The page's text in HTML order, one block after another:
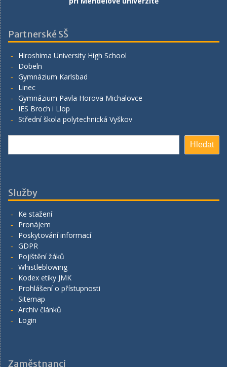
Partnerské SŠ
Hiroshima University High School
Döbeln
Gymnázium Karlsbad
Linec
Gymnázium Pavla Horova Michalovce
IES Broch i Llop
Střední škola polytechnická Vyškov
Hledat
Služby
Ke stažení
Pronájem
Poskytování informací
GDPR
Pojištění žáků
Whistleblowing
Kodex etiky JMK
Prohlášení o přístupnosti
Sitemap
Archiv článků
Login
Zaměstnanci